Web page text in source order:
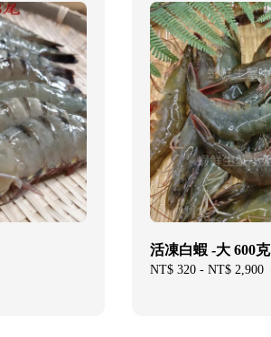
活凍白蝦 -大 600克
Regular
NT$ 320- NT$ 2,900